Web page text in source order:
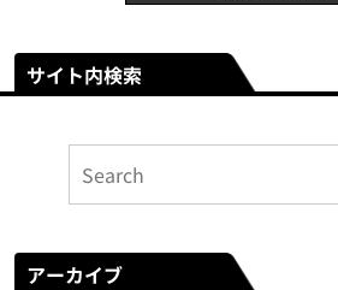
サイト内検索
アーカイブ